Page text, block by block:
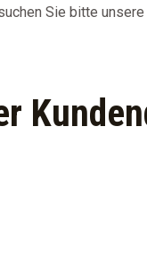
Sie bitte